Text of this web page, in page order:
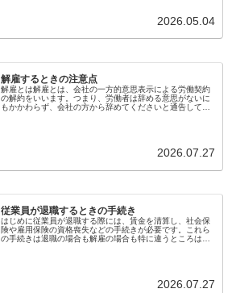
2026.05.04
解雇するときの注意点
解雇とは解雇とは、会社の一方的意思表示による労働契約
の解約をいいます。つまり、労働者は辞める意思がないに
もかかわらず、会社の方から辞めてくださいと通告して退
2026.07.27
従業員が退職するときの手続き
はじめに従業員が退職する際には、賃金を清算し、社会保
険や雇用保険の資格喪失などの手続きが必要です。これら
の手続きは退職の場合も解雇の場合も特に違うところはあ
2026.07.27